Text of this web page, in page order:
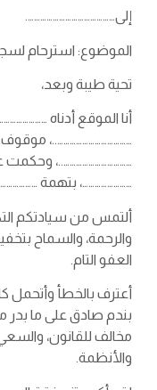
إلى…………………………………….
الموضوع: استرحام
تحية طيبة وبعد،
أنا الموقع أدناه
………………………………..،
……………………………..، وحكمت
……………………، بتهمة
ألتمس من سيادتكم
والرحمة، والسماح
العفو التام.
أعترف بالخطأ وأتحمل
بندم صادق على ما بدر
مخالف للقانون،
والأنظمة.